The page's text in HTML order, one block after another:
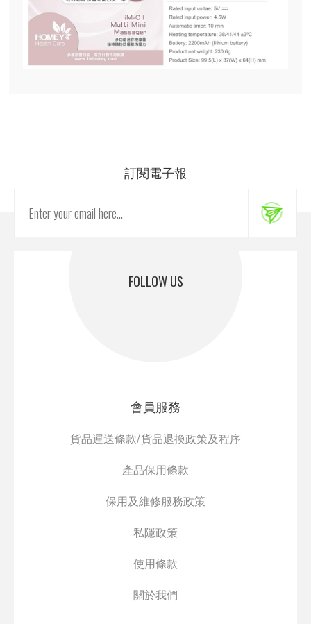
訂閱電子報
FOLLOW US
會員服務
貨品運送條款/貨品退換政策及程序
產品保用條款
保用及維修服務政策
私隱政策
使用條款
關於我們